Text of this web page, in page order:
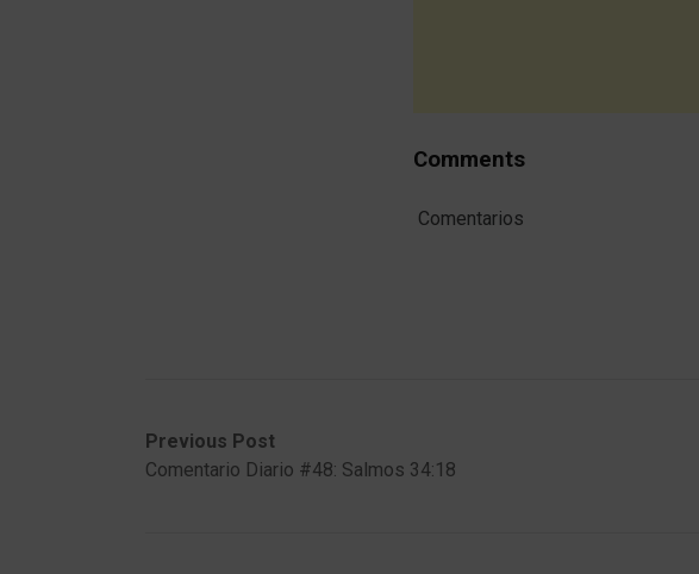
Comments
Comentarios
Previous Post
Comentario Diario #48: Salmos 34:18